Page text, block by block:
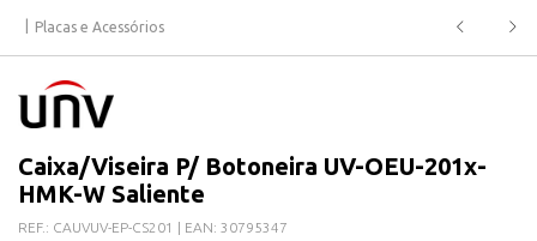
Placas e Acessórios
Caixa/Viseira P/ Botoneira UV-OEU-201x-
HMK-W Saliente
REF.: CAUVUV-EP-CS201 | EAN: 30795347